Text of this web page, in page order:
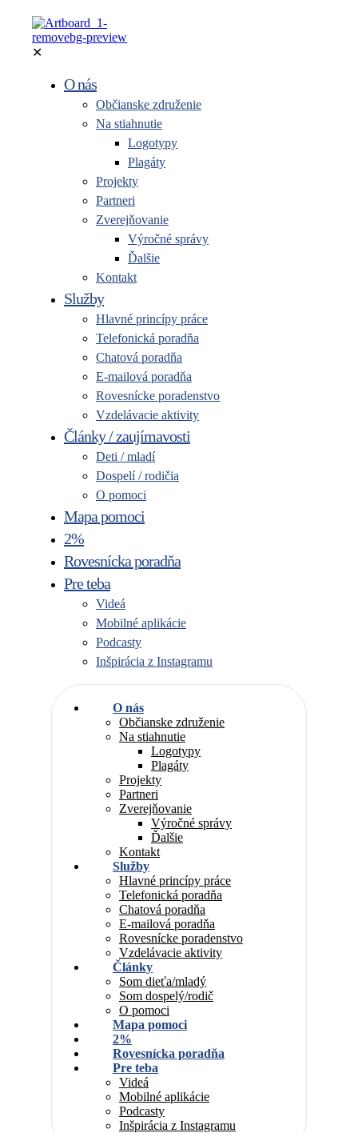
✕
O nás
Občianske združenie
Na stiahnutie
Logotypy
Plagáty
Projekty
Partneri
Zverejňovanie
Výročné správy
Ďalšie
Kontakt
Služby
Hlavné princípy práce
Telefonická poradňa
Chatová poradňa
E-mailová poradňa
Rovesnícke poradenstvo
Vzdelávacie aktivity
Články / zaujímavosti
Deti / mladí
Dospelí / rodičia
O pomoci
Mapa pomoci
2%
Rovesnícka poradňa
Pre teba
Videá
Mobilné aplikácie
Podcasty
Inšpirácia z Instagramu
O nás
Občianske združenie
Na stiahnutie
Logotypy
Plagáty
Projekty
Partneri
Zverejňovanie
Výročné správy
Ďalšie
Kontakt
Služby
Hlavné princípy práce
Telefonická poradňa
Chatová poradňa
E-mailová poradňa
Rovesnícke poradenstvo
Vzdelávacie aktivity
Články
Som dieťa/mladý
Som dospelý/rodič
O pomoci
Mapa pomoci
2%
Rovesnícka poradňa
Pre teba
Videá
Mobilné aplikácie
Podcasty
Inšpirácia z Instagramu